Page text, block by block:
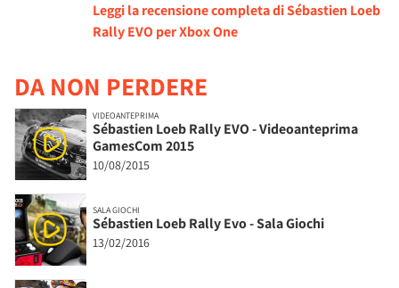
Leggi la recensione completa di Sébastien Loeb
Rally EVO per Xbox One
DA NON PERDERE
VIDEOANTEPRIMA
Sébastien Loeb Rally EVO - Videoanteprima
GamesCom 2015
10/08/2015
SALA GIOCHI
Sébastien Loeb Rally Evo - Sala Giochi
13/02/2016